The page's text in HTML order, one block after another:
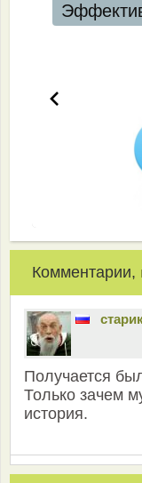
Комментарии,
Получается
Только зачем
история.